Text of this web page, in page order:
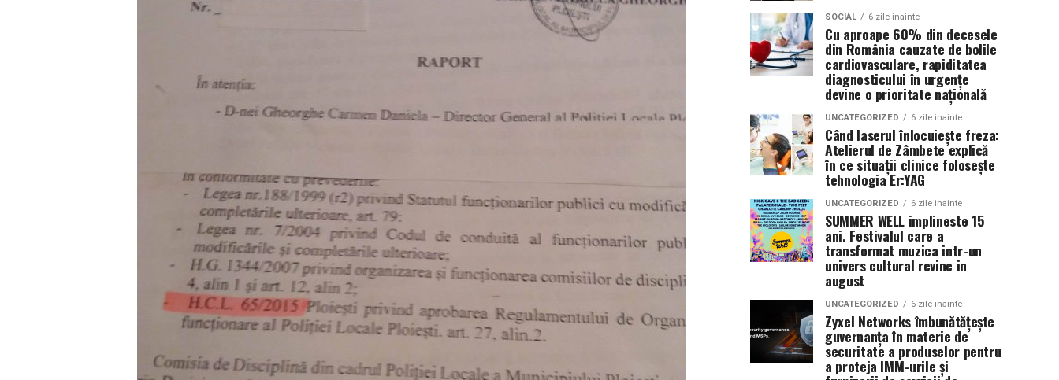
SOCIAL 6 zile inainte
Cu aproape 60% din decesele
din România cauzate de bolile
cardiovasculare, rapiditatea
diagnosticului în urgențe
devine o prioritate națională
UNCATEGORIZED 6 zile inainte
Când laserul înlocuiește freza:
Atelierul de Zâmbete explică
în ce situații clinice folosește
tehnologia Er:YAG
UNCATEGORIZED 6 zile inainte
SUMMER WELL implineste 15
ani. Festivalul care a
transformat muzica intr-un
univers cultural revine in
august
UNCATEGORIZED 6 zile inainte
Zyxel Networks îmbunătățește
guvernanța în materie de
securitate a produselor pentru
a proteja IMM-urile și